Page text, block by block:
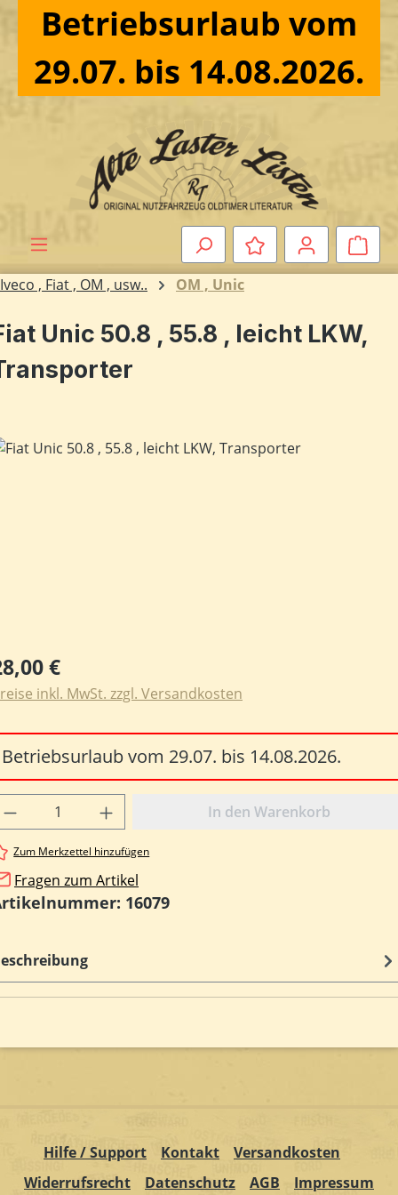
Zum Hauptinhalt springen
Betriebsurlaub vom
29.07. bis 14.08.2026.
Iveco , Fiat , OM , usw.. OM , Unic
Unic 50.8 , 55.8 , leicht LKW,
überspringen
Preis:
€
inkl. MwSt. zzgl. Versandkosten
Betriebsurlaub vom 29.07. bis 14.08.2026.
Anzahl: Gib den gewünschten
In den Warenkorb
Zum Merkzettel hinzufügen
Fragen zum Artikel
16079
Hilfe / Support Kontakt
Versandkosten
Widerrufsrecht
Datenschutz AGB Impressum